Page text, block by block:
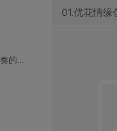
【中山日报】近年来，中山这座宜居城市吸引了众多年轻人在此安家落户。然而，随着城市节奏的加快